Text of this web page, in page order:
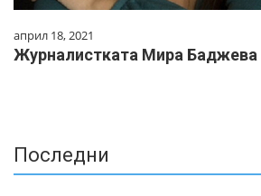
април 18, 2021
Журналистката Мира Баджева
Последни